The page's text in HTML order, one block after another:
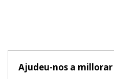
Ajudeu-nos a millorar